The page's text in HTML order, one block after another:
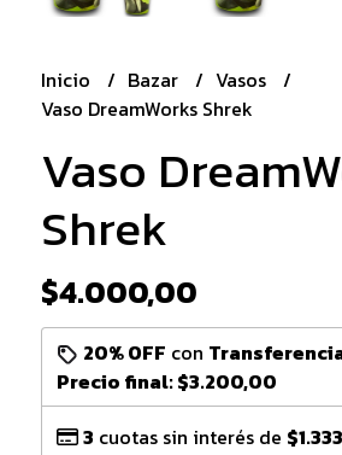
Inicio Bazar
Vasos
Vaso DreamWorks Shrek
Vaso
Shrek
$4.000,00
20% OFF con
Precio final:$3.200,00
3 cuotas sin interés de